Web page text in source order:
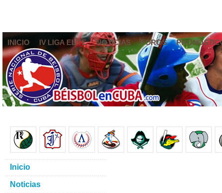
INICIO IV LIGA ELITE NOTICIAS FOROS
Inicio
Noticias